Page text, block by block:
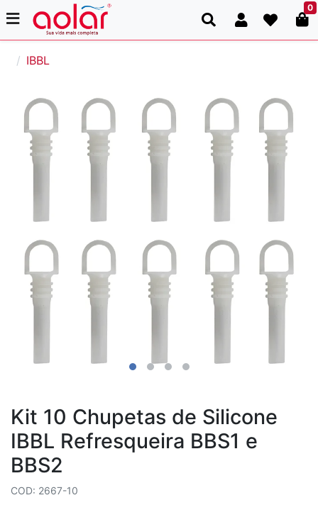
0
IBBL
Kit 10 Chupetas de Silicone
IBBL Refresqueira BBS1 e
BBS2
COD: 2667-10